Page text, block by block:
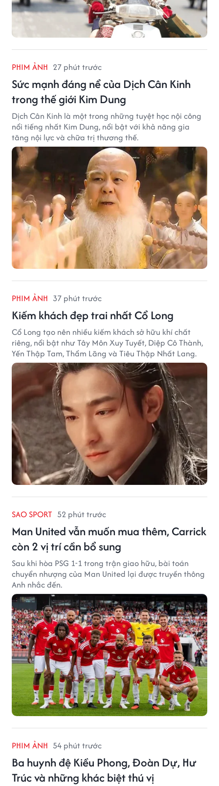
PHIM ẢNH 27 phút trước
Sức mạnh đáng nể của Dịch Cân Kinh
trong thế giới Kim Dung
Dịch Cân Kinh là một trong những tuyệt học nội công
nổi tiếng nhất Kim Dung, nổi bật với khả năng gia
tăng nội lực và chữa trị thương thế.
PHIM ẢNH 37 phút trước
Kiếm khách đẹp trai nhất Cổ Long
Cổ Long tạo nên nhiều kiếm khách sở hữu khí chất
riêng, nổi bật như Tây Môn Xuy Tuyết, Diệp Cô Thành,
Yến Thập Tam, Thẩm Lãng và Tiêu Thập Nhất Lang.
SAO SPORT 52 phút trước
Man United vẫn muốn mua thêm, Carrick
còn 2 vị trí cần bổ sung
Sau khi hòa PSG 1-1 trong trận giao hữu, bài toán
chuyển nhượng của Man United lại được truyền thông
Anh nhắc đến.
PHIM ẢNH 54 phút trước
Ba huynh đệ Kiều Phong, Đoàn Dự, Hư
Trúc và những khác biệt thú vị